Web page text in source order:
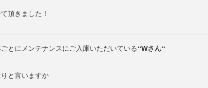
頂きました！
とにメンテナンスにご入庫いただいている‘‘Wさん‘‘
と言いますか